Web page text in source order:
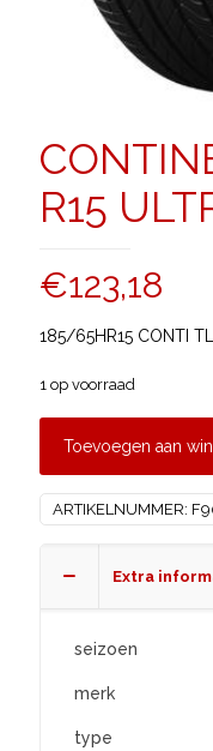
R15
€123,18
185/65HR15 CONTI
1 op voorraad
Toevoegen aan
ARTIKELNUMMER:
Extra
seizoen
merk
type